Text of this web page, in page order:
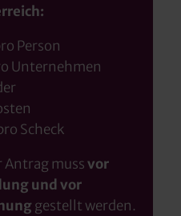
Person
Unternehmen
Scheck
Antrag mussvor
und vor
gestellt werden.